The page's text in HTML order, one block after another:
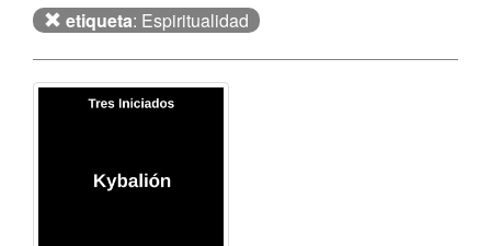
etiqueta: Espiritualidad